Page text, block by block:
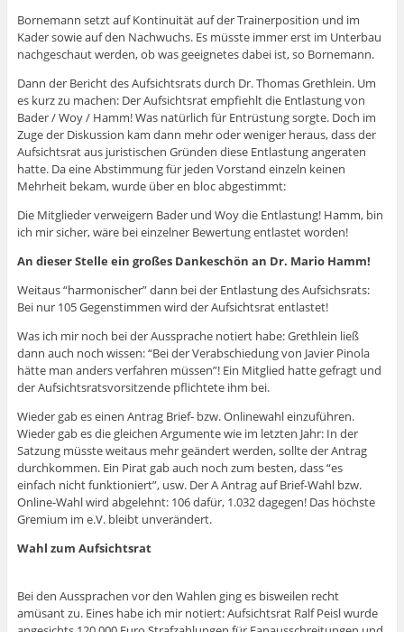
Bornemann setzt auf Kontinuität auf der Trainerposition und im
Kader sowie auf den Nachwuchs. Es müsste immer erst im Unterbau
nachgeschaut werden, ob was geeignetes dabei ist, so Bornemann.
Dann der Bericht des Aufsichtsrats durch Dr. Thomas Grethlein. Um
es kurz zu machen: Der Aufsichtsrat empfiehlt die Entlastung von
Bader / Woy / Hamm! Was natürlich für Entrüstung sorgte. Doch im
Zuge der Diskussion kam dann mehr oder weniger heraus, dass der
Aufsichtsrat aus juristischen Gründen diese Entlastung angeraten
hatte. Da eine Abstimmung für jeden Vorstand einzeln keinen
Mehrheit bekam, wurde über en bloc abgestimmt:
Die Mitglieder verweigern Bader und Woy die Entlastung! Hamm, bin
ich mir sicher, wäre bei einzelner Bewertung entlastet worden!
An dieser Stelle ein großes Dankeschön an Dr. Mario Hamm!
Weitaus “harmonischer” dann bei der Entlastung des Aufsichsrats:
Bei nur 105 Gegenstimmen wird der Aufsichtsrat entlastet!
Was ich mir noch bei der Aussprache notiert habe: Grethlein ließ
dann auch noch wissen: “Bei der Verabschiedung von Javier Pinola
hätte man anders verfahren müssen”! Ein Mitglied hatte gefragt und
der Aufsichtsratsvorsitzende pflichtete ihm bei.
Wieder gab es einen Antrag Brief- bzw. Onlinewahl einzuführen.
Wieder gab es die gleichen Argumente wie im letzten Jahr: In der
Satzung müsste weitaus mehr geändert werden, sollte der Antrag
durchkommen. Ein Pirat gab auch noch zum besten, dass “es
einfach nicht funktioniert”, usw. Der A Antrag auf Brief-Wahl bzw.
Online-Wahl wird abgelehnt: 106 dafür, 1.032 dagegen! Das höchste
Gremium im e.V. bleibt unverändert.
Wahl zum Aufsichtsrat
Bei den Aussprachen vor den Wahlen ging es bisweilen recht
amüsant zu. Eines habe ich mir notiert: Aufsichtsrat Ralf Peisl wurde